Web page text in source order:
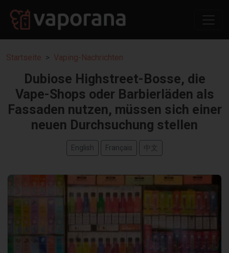
Startseite Vaping-Nachrichten
Dubiose Highstreet-Bosse, die
Vape-Shops oder Barbierläden als
Fassaden nutzen, müssen sich einer
neuen Durchsuchung stellen
English Français 中文